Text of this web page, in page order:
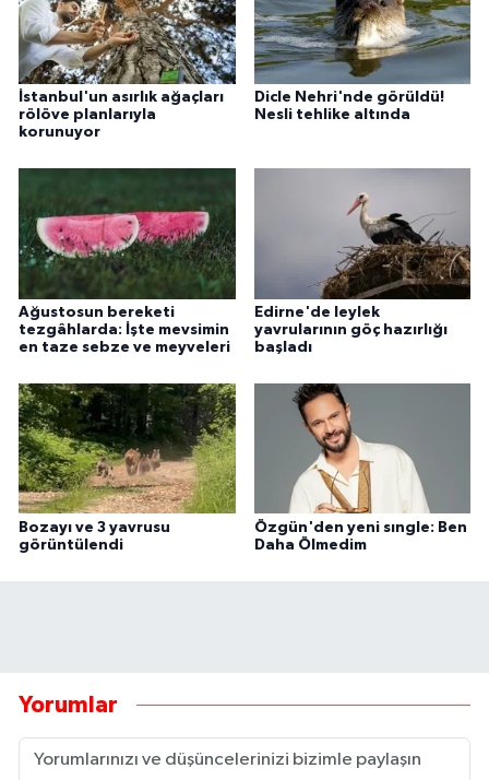
İstanbul'un asırlık ağaçları
rölöve planlarıyla
korunuyor
Dicle Nehri'nde görüldü!
Nesli tehlike altında
Ağustosun bereketi
tezgâhlarda: İşte mevsimin
en taze sebze ve meyveleri
Edirne'de leylek
yavrularının göç hazırlığı
başladı
Bozayı ve 3 yavrusu
görüntülendi
Özgün'den yeni sıngle: Ben
Daha Ölmedim
Yorumlar